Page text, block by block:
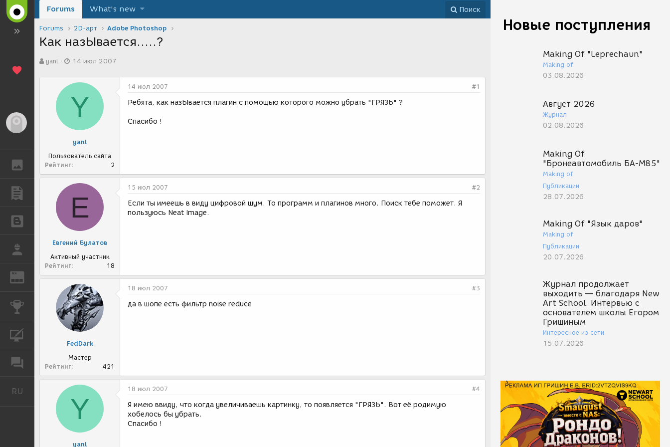
ГАЛЕРЕЯ
ПУБЛИКАЦИИ
БЛОГИ
REN ЖУРНАЛ
КОНКУРСЫ
ФОРУМ
RU Русский
Новые поступления
Making Of "Leprechaun"
Making of
03.08.2026
Август 2026
Журнал
02.08.2026
Making Of
"Бронеавтомобиль БА-М85"
Making of
Публикации
28.07.2026
Making Of "Язык даров"
Making of
Публикации
20.07.2026
Журнал продолжает
выходить — благодаря New
Art School. Интервью с
основателем школы Егором
Гришиным
Интересное из сети
15.07.2026
Forums What's new Поиск
Forums 2D-арт Adobe Photoshop
Как назЫвается.....?
в
yanl
а
а
о
и
я
14 июл 2007
Y
yanl
Пользователь сайта
Рейтинг
2
14 июл 2007 #1
Ребята, как назЫвается плагин с помощью которого можно убрать "ГРЯЗЬ" ?
Спасибо !
Е
Евгений Булатов
Активный участник
Рейтинг
18
15 июл 2007 #2
Если ты имеешь в виду цифровой шум. То программ и плагинов много. Поиск тебе поможет. Я
пользуюсь Neat Image.
FedDark
Мастер
Рейтинг
421
18 июл 2007 #3
да в шопе есть фильтр noise reduce
Y
yanl
18 июл 2007 #4
Я имею ввиду, что когда увеличиваешь картинку, то появляется "ГРЯЗЬ". Вот её родимую
хобелось бы убрать.
Спасибо !